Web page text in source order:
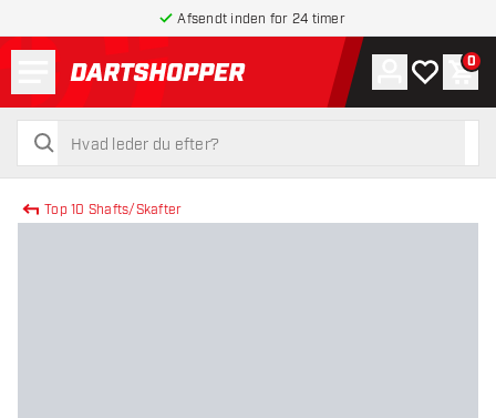
Afsendt inden for 24 timer
tilbage til forsiden
søg
søg
Konto
Min 0
Top 10 Shafts/Skafter